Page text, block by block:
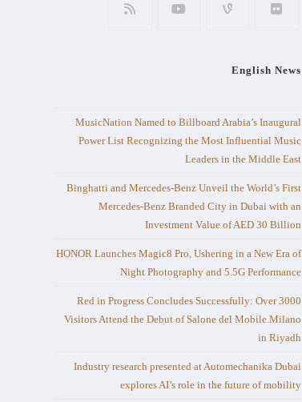
English News
MusicNation Named to Billboard Arabia’s Inaugural
Power List Recognizing the Most Influential Music
Leaders in the Middle East
Binghatti and Mercedes-Benz Unveil the World’s First
Mercedes-Benz Branded City in Dubai with an
Investment Value of AED 30 Billion
HONOR Launches Magic8 Pro, Ushering in a New Era of
Night Photography and 5.5G Performance
Red in Progress Concludes Successfully: Over 3000
Visitors Attend the Debut of Salone del Mobile.Milano
in Riyadh
Industry research presented at Automechanika Dubai
explores AI’s role in the future of mobility